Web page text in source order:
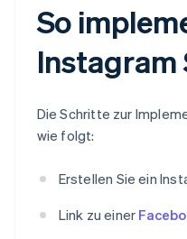
So
Instagram
Die Schritte zur
wie folgt:
Erstellen Sie ein
Link zu einer